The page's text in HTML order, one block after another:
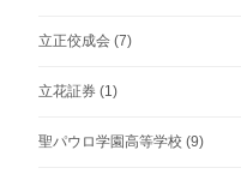
立正佼成会 (7)
立花証券 (1)
聖パウロ学園高等学校 (9)